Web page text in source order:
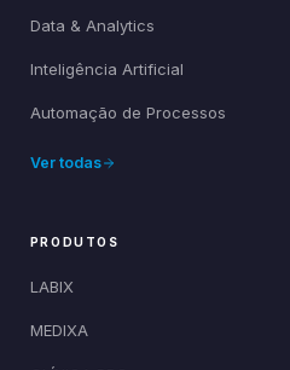
Data & Analytics
Inteligência Artificial
Automação de Processos
Ver todas
PRODUTOS
LABIX
MEDIXA